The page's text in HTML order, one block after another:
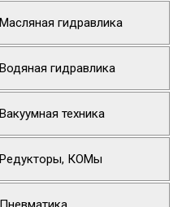
Масляная гидравлика
Водяная гидравлика
Вакуумная техника
Редукторы, КОМы